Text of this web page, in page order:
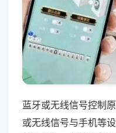
蓝牙或无线信号控制
或无线信号与手机等